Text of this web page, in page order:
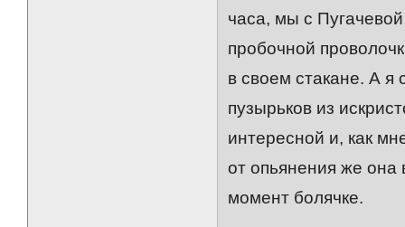
часа, мы с
пробочной
в своем стакане. А я
пузырьков из
интересной и, как
от опьянения же она
момент болячке.